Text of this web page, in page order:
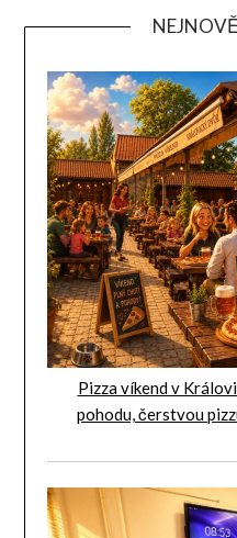
Pizza víkend v
pohodu, čerstvou